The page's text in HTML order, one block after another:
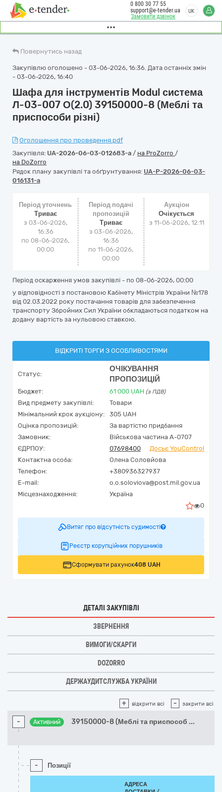
Замовити дзвінок
0 800 30 77 55
support@e-tender.ua
UK
Повернутись назад
Закупівлю оголошено - 03-06-2026, 16:36. Дата останніх змін
- 03-06-2026, 16:40
Шафа для інструментів Modul система
Л-03-007 О(2.0) 39150000-8 (Меблі та
приспособи різні)
Оголошення про проведення.pdf
Закупівля: UA-2026-06-03-012683-a / на ProZorro /
на DoZorro
Рядок плану закупівлі та обґрунтування: UA-P-2026-06-03-
016131-a
Період уточнень
Триває
з 03-06-2026,
16:36
по 08-06-2026,
00:00
Період подачі
пропозицій
Триває
з 03-06-2026,
16:36
по 11-06-2026,
00:00
Аукціон
Очікується
з 11-06-2026, 12:11
Період оскарження умов закупівлі - по 08-06-2026, 00:00
у відповідності з постановою Кабінету Міністрів України №178
від 02.03.2022 року постачання товарів для забезпечення
транспорту Збройних Сил України обкладаються податком на
додану вартість за нульовою ставкою.
ВІДКРИТІ ТОРГИ З ОСОБЛИВОСТЯМИ
Статус:
ОЧІКУВАННЯ
ПРОПОЗИЦІЙ
Бюджет: 61 000 UAH (з ПДВ)
Вид предмету закупівлі:
Товари
Мінімальний крок аукціону:
305 UAH
Оцінка пропозицій:
За вартістю придбання
Замовник:
Військова частина А-0707
ЄДРПОУ:
07698400
Досьє YouControl
Контактна особа:
Олена Соловйова
Телефон:
+380936327937
E-mail:
o.o.soloviova@post.mil.gov.ua
Місцезнаходження:
Україна
0
Витяг про відсутність судимості
Реєстр корупційних порушників
Сформувати рахунок408 UAH
ДЕТАЛІ ЗАКУПІВЛІ
ЗВЕРНЕННЯ
ВИМОГИ/СКАРГИ
DOZORRO
ДЕРЖАУДИТСЛУЖБА УКРАЇНИ
+ відкрити всі - закрити всі
- Активний 39150000-8 (Меблі та приспособ ...
- Позиції
АДРЕСА